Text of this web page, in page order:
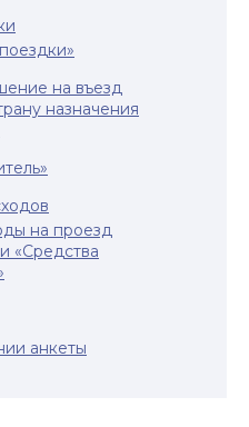
на въезд
назначения
на проезд
«Средства
анкеты